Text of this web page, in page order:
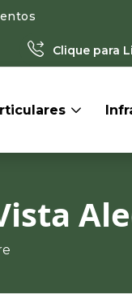
Clique para